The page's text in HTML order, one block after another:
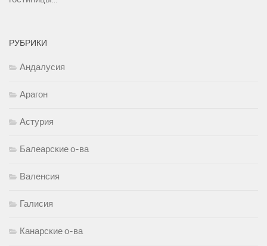
РУБРИКИ
Андалусия
Арагон
Астурия
Балеарские о-ва
Валенсия
Галисия
Канарские о-ва